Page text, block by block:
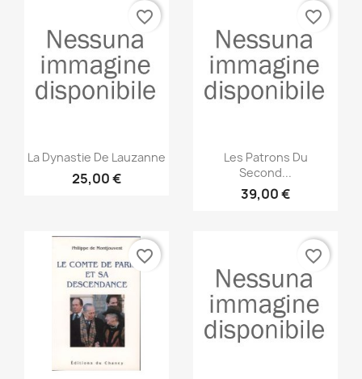
Anteprima
La Dynastie De Lauzanne
25,00 €
favorite_border
Anteprima
Les Patrons Du
Second...
39,00 €
favorite_border
favorite_border favorite_border